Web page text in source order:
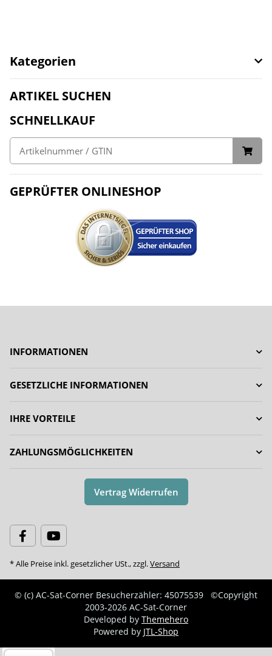
Kategorien
ARTIKEL SUCHEN
SCHNELLKAUF
GEPRÜFTER ONLINESHOP
INFORMATIONEN
GESETZLICHE INFORMATIONEN
IHRE VORTEILE
ZAHLUNGSMÖGLICHKEITEN
Vertrag Widerrufen
* Alle Preise inkl. gesetzlicher USt., zzgl.Versand
© (c) AC-Sat-Corner Besucherzähler: 45075539
©Copyright
2003-2026 AC-Sat-Corner
Developed by Themehero
Powered by JTL-Shop